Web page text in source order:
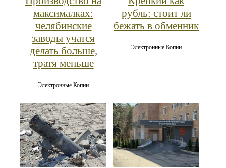
максималках:
челябинские
заводы учатся
делать больше,
тратя меньше
Электронные Копии
рубль: стоит ли
бежать в обменник
Электронные Копии